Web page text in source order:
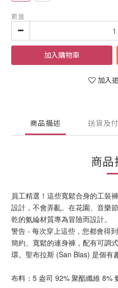
數量
加入購物車
加入
商品描述 送貨及
商品
員工精選！這些寬鬆合身的工裝
設計，不會弄亂。在花園、音樂
乾的氨綸材質專為冒險而設計。
警告 - 每次穿上這些，您都會得到
簡約、寬鬆的連身褲，配有可調
環。聖布拉斯 (San Blas) 是個有
布料：5 盎司 92% 聚酯纖維 8%